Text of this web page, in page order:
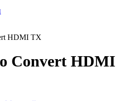
HDMI TX
Convert HDMI